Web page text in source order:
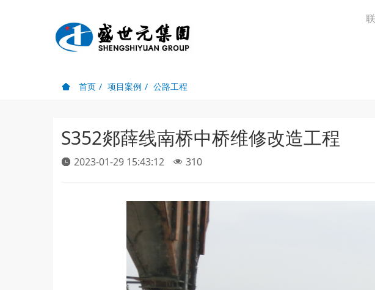
首页 项目案例 公路工程
S352郯薛线南桥中桥维修改造工程
2023-01-29 15:43:12 310